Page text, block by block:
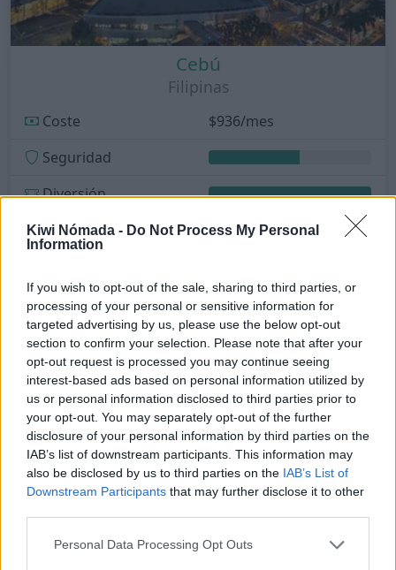
Kiwi Nómada - Do Not Process My Personal
Information
If you wish to opt-out of the sale, sharing to third parties, or
processing of your personal or sensitive information for
targeted advertising by us, please use the below opt-out
section to confirm your selection. Please note that after your
opt-out request is processed you may continue seeing
interest-based ads based on personal information utilized by
us or personal information disclosed to third parties prior to
your opt-out. You may separately opt-out of the further
disclosure of your personal information by third parties on the
IAB’s list of downstream participants. This information may
also be disclosed by us to third parties on the IAB’s List of
Downstream Participants that may further disclose it to other
Personal Data Processing Opt Outs
Cebú
Filipinas
Coste
$936/mes
Seguridad
Diversión
Internet
26Mbps
12